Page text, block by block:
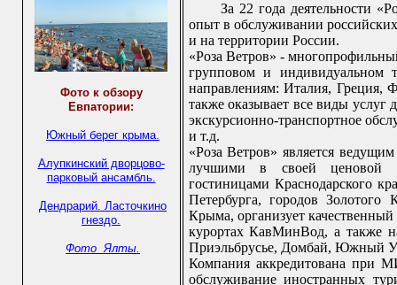
Фото к обзору
Евпатории:
Южный берег крыма.
Алупкинский дворцово-
парковый ансамбль.
Дендрарий. Ласточкино
гнездо.
Фото Ялты.
За 22 года деятельности
опыт в обслуживании
и на территории России.
«Роза Ветров» -
групповом и индивидуальном
направлениям: Италия,
также оказывает все виды услуг
экскурсионно-транспортное
и т.д.
«Роза Ветров» является
лучшими в своей ценовой
гостиницами Краснодарского
Петербурга, городов
Крыма, организует
курортах КавМинВод, а также
Приэльбрусье, Домбай, Южный
Компания аккредитована при
обслуживание иностранных